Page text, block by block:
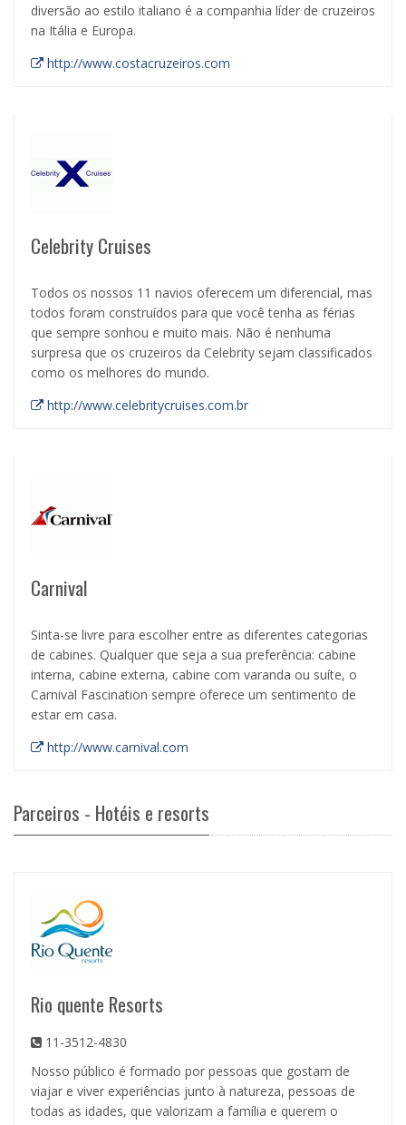
diversão ao estilo italiano é a companhia líder de cruzeiros
na Itália e Europa.
http://www.costacruzeiros.com
Celebrity Cruises
Todos os nossos 11 navios oferecem um diferencial, mas
todos foram construídos para que você tenha as férias
que sempre sonhou e muito mais. Não é nenhuma
surpresa que os cruzeiros da Celebrity sejam classificados
como os melhores do mundo.
http://www.celebritycruises.com.br
Carnival
Sinta-se livre para escolher entre as diferentes categorias
de cabines. Qualquer que seja a sua preferência: cabine
interna, cabine externa, cabine com varanda ou suíte, o
Carnival Fascination sempre oferece um sentimento de
estar em casa.
http://www.carnival.com
Parceiros - Hotéis e resorts
Rio quente Resorts
11-3512-4830
Nosso público é formado por pessoas que gostam de
viajar e viver experiências junto à natureza, pessoas de
todas as idades, que valorizam a família e querem o